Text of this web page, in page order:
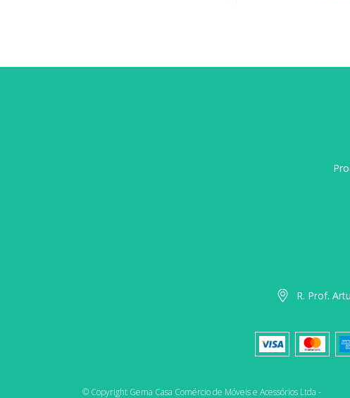
R. Prof.
© Copyright Gema Casa Comércio de Móveis e Acessórios Ltda -